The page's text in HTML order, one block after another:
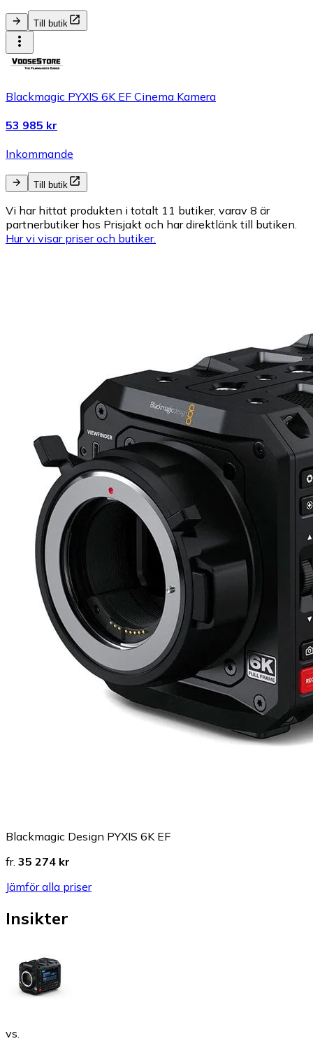
Till butik
Blackmagic PYXIS 6K EF Cinema Kamera
53 985 kr
Inkommande
Till butik
Vi har hittat produkten i totalt 11 butiker, varav 8 är
partnerbutiker hos Prisjakt och har direktlänk till butiken.
Hur vi visar priser och butiker.
Blackmagic Design PYXIS 6K EF
fr. 35 274 kr
Jämför alla priser
Insikter
vs.